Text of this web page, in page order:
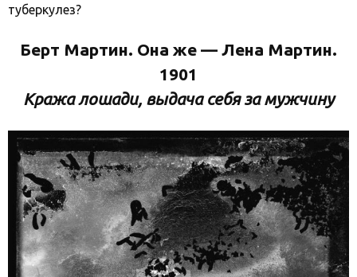
туберкулез?
Берт Мартин. Она же — Лена Мартин.
1901
Кража лошади, выдача себя за мужчину